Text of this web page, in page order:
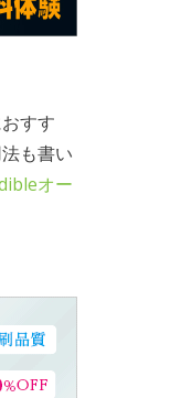
すす
も書い
オー